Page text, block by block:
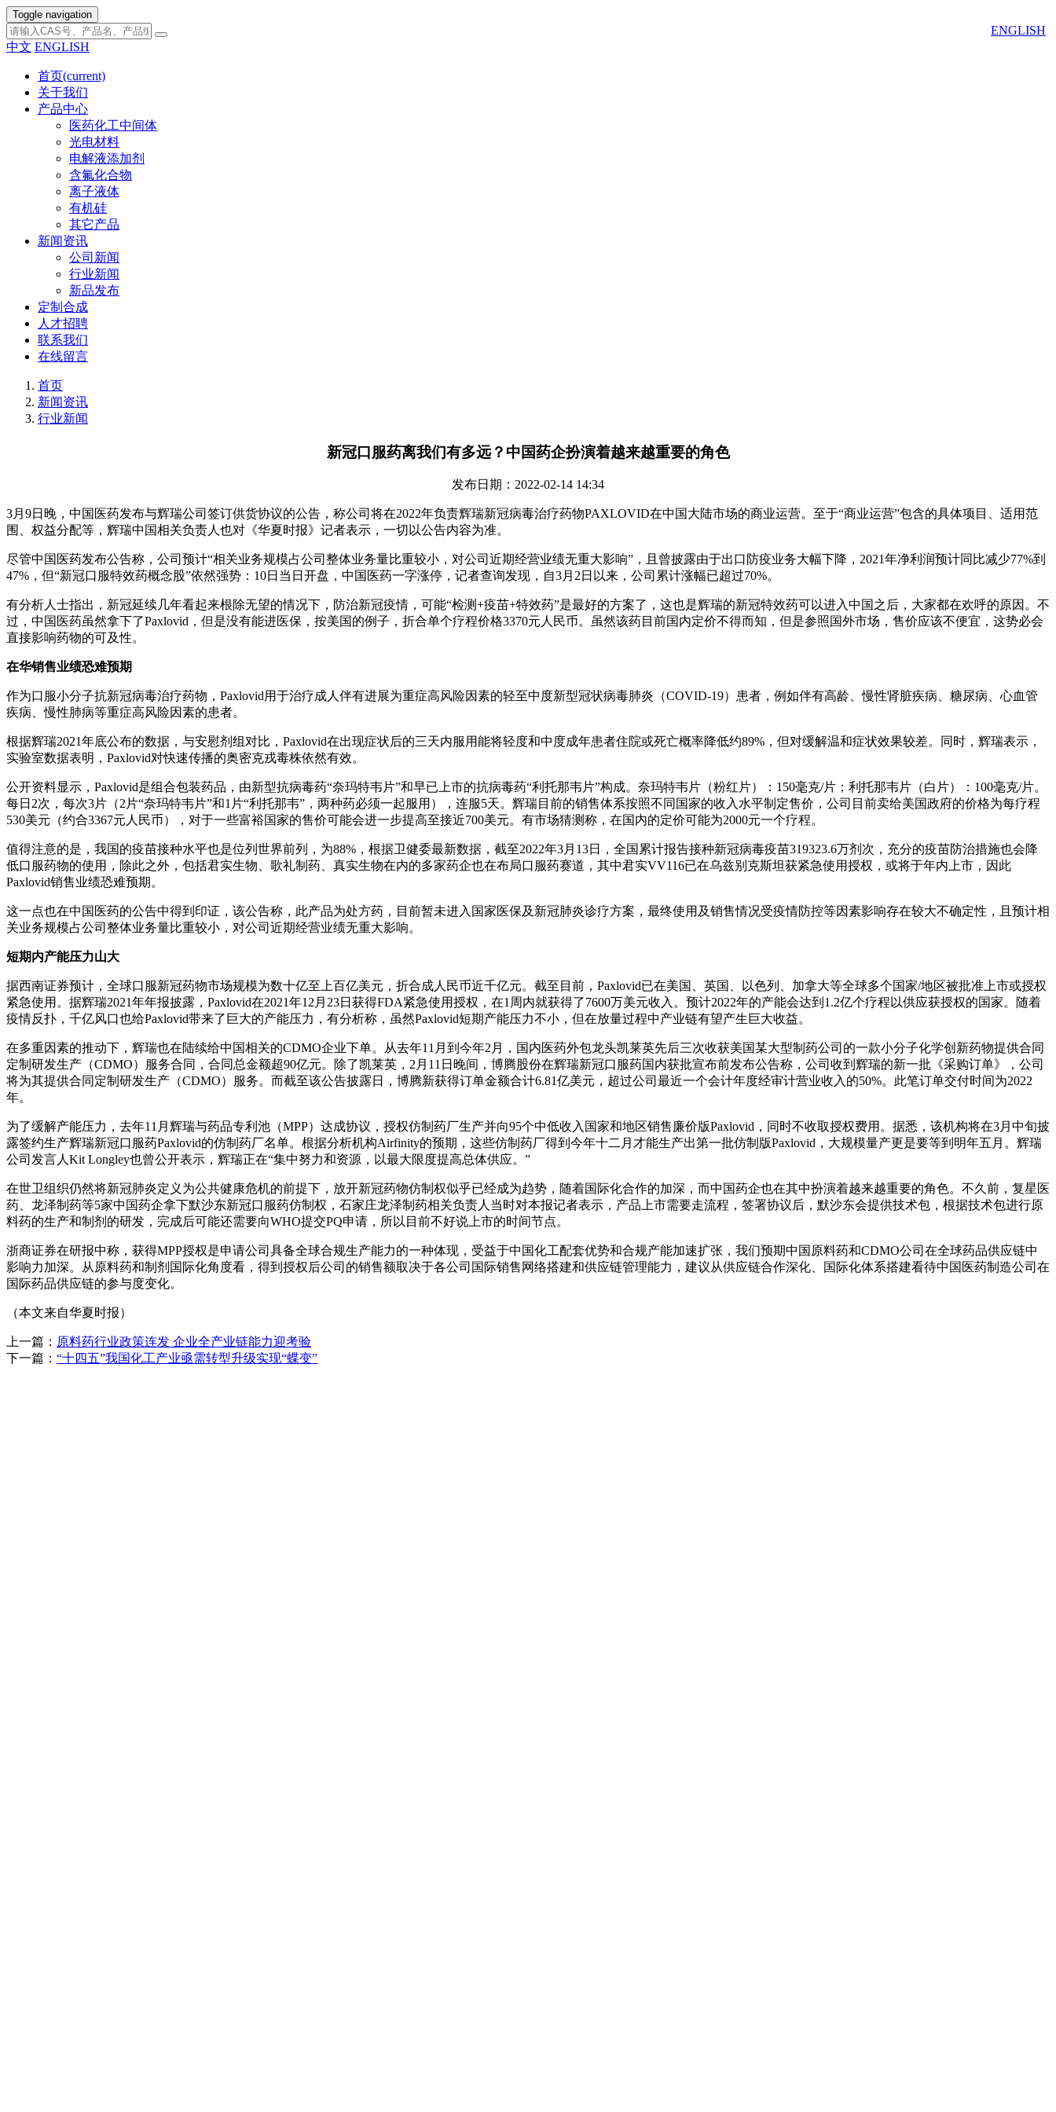
Toggle navigation
ENGLISH
中文 ENGLISH
首页(current)
关于我们
产品中心
医药化工中间体
光电材料
电解液添加剂
含氟化合物
离子液体
有机硅
其它产品
新闻资讯
公司新闻
行业新闻
新品发布
定制合成
人才招聘
联系我们
在线留言
首页
新闻资讯
行业新闻
新冠口服药离我们有多远？中国药企扮演着越来越重要的角色
发布日期：2022-02-14 14:34
3月9日晚，中国医药发布与辉瑞公司签订供货协议的公告，称公司将在2022年负责辉瑞新冠病毒治疗药物PAXLOVID在中国大陆市场的商业运营。至于“商业运营”包含的具体项目、适用范
围、权益分配等，辉瑞中国相关负责人也对《华夏时报》记者表示，一切以公告内容为准。
尽管中国医药发布公告称，公司预计“相关业务规模占公司整体业务量比重较小，对公司近期经营业绩无重大影响”，且曾披露由于出口防疫业务大幅下降，2021年净利润预计同比减少77%到
47%，但“新冠口服特效药概念股”依然强势：10日当日开盘，中国医药一字涨停，记者查询发现，自3月2日以来，公司累计涨幅已超过70%。
有分析人士指出，新冠延续几年看起来根除无望的情况下，防治新冠疫情，可能“检测+疫苗+特效药”是最好的方案了，这也是辉瑞的新冠特效药可以进入中国之后，大家都在欢呼的原因。不
过，中国医药虽然拿下了Paxlovid，但是没有能进医保，按美国的例子，折合单个疗程价格3370元人民币。虽然该药目前国内定价不得而知，但是参照国外市场，售价应该不便宜，这势必会
直接影响药物的可及性。
在华销售业绩恐难预期
作为口服小分子抗新冠病毒治疗药物，Paxlovid用于治疗成人伴有进展为重症高风险因素的轻至中度新型冠状病毒肺炎（COVID-19）患者，例如伴有高龄、慢性肾脏疾病、糖尿病、心血管
疾病、慢性肺病等重症高风险因素的患者。
根据辉瑞2021年底公布的数据，与安慰剂组对比，Paxlovid在出现症状后的三天内服用能将轻度和中度成年患者住院或死亡概率降低约89%，但对缓解温和症状效果较差。同时，辉瑞表示，
实验室数据表明，Paxlovid对快速传播的奥密克戎毒株依然有效。
公开资料显示，Paxlovid是组合包装药品，由新型抗病毒药“奈玛特韦片”和早已上市的抗病毒药“利托那韦片”构成。奈玛特韦片（粉红片）：150毫克/片；利托那韦片（白片）：100毫克/片。
每日2次，每次3片（2片“奈玛特韦片”和1片“利托那韦”，两种药必须一起服用），连服5天。辉瑞目前的销售体系按照不同国家的收入水平制定售价，公司目前卖给美国政府的价格为每疗程
530美元（约合3367元人民币），对于一些富裕国家的售价可能会进一步提高至接近700美元。有市场猜测称，在国内的定价可能为2000元一个疗程。
值得注意的是，我国的疫苗接种水平也是位列世界前列，为88%，根据卫健委最新数据，截至2022年3月13日，全国累计报告接种新冠病毒疫苗319323.6万剂次，充分的疫苗防治措施也会降
低口服药物的使用，除此之外，包括君实生物、歌礼制药、真实生物在内的多家药企也在布局口服药赛道，其中君实VV116已在乌兹别克斯坦获紧急使用授权，或将于年内上市，因此
Paxlovid销售业绩恐难预期。
这一点也在中国医药的公告中得到印证，该公告称，此产品为处方药，目前暂未进入国家医保及新冠肺炎诊疗方案，最终使用及销售情况受疫情防控等因素影响存在较大不确定性，且预计相
关业务规模占公司整体业务量比重较小，对公司近期经营业绩无重大影响。
短期内产能压力山大
据西南证券预计，全球口服新冠药物市场规模为数十亿至上百亿美元，折合成人民币近千亿元。截至目前，Paxlovid已在美国、英国、以色列、加拿大等全球多个国家/地区被批准上市或授权
紧急使用。据辉瑞2021年年报披露，Paxlovid在2021年12月23日获得FDA紧急使用授权，在1周内就获得了7600万美元收入。预计2022年的产能会达到1.2亿个疗程以供应获授权的国家。随着
疫情反扑，千亿风口也给Paxlovid带来了巨大的产能压力，有分析称，虽然Paxlovid短期产能压力不小，但在放量过程中产业链有望产生巨大收益。
在多重因素的推动下，辉瑞也在陆续给中国相关的CDMO企业下单。从去年11月到今年2月，国内医药外包龙头凯莱英先后三次收获美国某大型制药公司的一款小分子化学创新药物提供合同
定制研发生产（CDMO）服务合同，合同总金额超90亿元。除了凯莱英，2月11日晚间，博腾股份在辉瑞新冠口服药国内获批宣布前发布公告称，公司收到辉瑞的新一批《采购订单》，公司
将为其提供合同定制研发生产（CDMO）服务。而截至该公告披露日，博腾新获得订单金额合计6.81亿美元，超过公司最近一个会计年度经审计营业收入的50%。此笔订单交付时间为2022
年。
为了缓解产能压力，去年11月辉瑞与药品专利池（MPP）达成协议，授权仿制药厂生产并向95个中低收入国家和地区销售廉价版Paxlovid，同时不收取授权费用。据悉，该机构将在3月中旬披
露签约生产辉瑞新冠口服药Paxlovid的仿制药厂名单。根据分析机构Airfinity的预期，这些仿制药厂得到今年十二月才能生产出第一批仿制版Paxlovid，大规模量产更是要等到明年五月。辉瑞
公司发言人Kit Longley也曾公开表示，辉瑞正在“集中努力和资源，以最大限度提高总体供应。”
在世卫组织仍然将新冠肺炎定义为公共健康危机的前提下，放开新冠药物仿制权似乎已经成为趋势，随着国际化合作的加深，而中国药企也在其中扮演着越来越重要的角色。不久前，复星医
药、龙泽制药等5家中国药企拿下默沙东新冠口服药仿制权，石家庄龙泽制药相关负责人当时对本报记者表示，产品上市需要走流程，签署协议后，默沙东会提供技术包，根据技术包进行原
料药的生产和制剂的研发，完成后可能还需要向WHO提交PQ申请，所以目前不好说上市的时间节点。
浙商证券在研报中称，获得MPP授权是申请公司具备全球合规生产能力的一种体现，受益于中国化工配套优势和合规产能加速扩张，我们预期中国原料药和CDMO公司在全球药品供应链中
影响力加深。从原料药和制剂国际化角度看，得到授权后公司的销售额取决于各公司国际销售网络搭建和供应链管理能力，建议从供应链合作深化、国际化体系搭建看待中国医药制造公司在
国际药品供应链的参与度变化。
（本文来自华夏时报）
上一篇： 原料药行业政策连发 企业全产业链能力迎考验
下一篇： “十四五”我国化工产业亟需转型升级实现“蝶变”